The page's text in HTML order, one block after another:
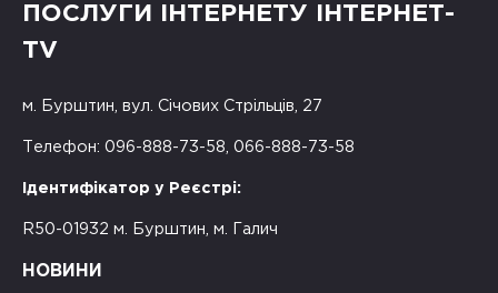
ПОСЛУГИ ІНТЕРНЕТУ ІНТЕРНЕТ-
TV
м. Бурштин, вул. Січових Стрільців, 27
Телефон: 096-888-73-58, 066-888-73-58
Ідентифікатор у Реєстрі:
R50-01932 м. Бурштин, м. Галич
НОВИНИ